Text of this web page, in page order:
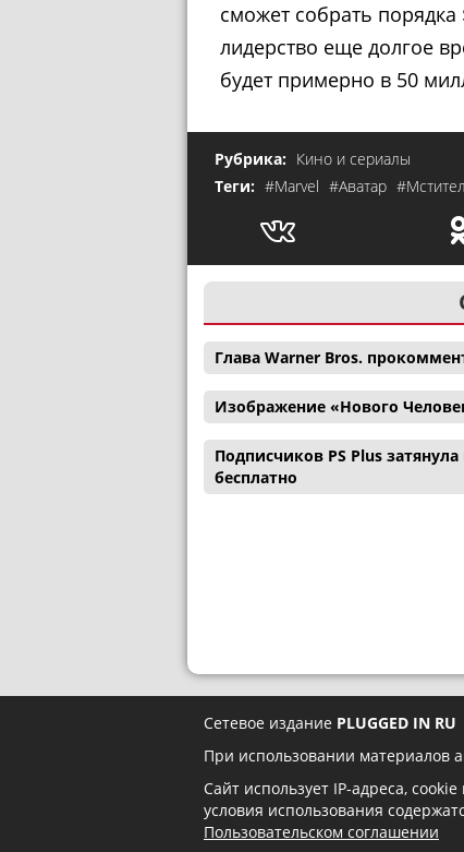
сможет собрать
лидерство еще долгое
будет примерно в 50
Рубрика: Кино и сериалы
Теги: #Marvel #Аватар
Глава Warner Bros.
Изображение «Нового
Подписчиков PS Plus
бесплатно
Сетевое издание PLUGGED IN RU
При использовании материалов
Сайт использует IP-адреса,
условия использования
Пользовательском соглашении